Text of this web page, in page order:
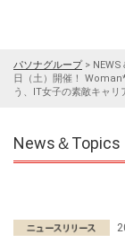
パソナグループ> NEWS
日（土）開催！
う、IT女子の素敵キャリ
News＆Topics